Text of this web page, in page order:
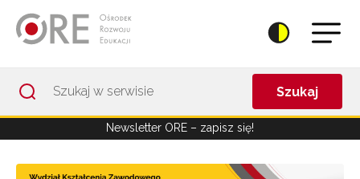
Szukaj
Newsletter ORE – zapisz się!